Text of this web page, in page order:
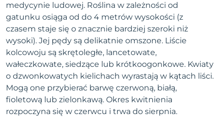
medycynie ludowej. Roślina w zależności od
gatunku osiąga od do 4 metrów wysokości (z
czasem staje się o znacznie bardziej szeroki niż
wysoki). Jej pędy są delikatnie omszone. Liście
kolcowoju są skrętoległe, lancetowate,
wałeczkowate, siedzące lub krótkoogonkowe. Kwiaty
o dzwonkowatych kielichach wyrastają w kątach liści.
Mogą one przybierać barwę czerwoną, białą,
fioletową lub zielonkawą. Okres kwitnienia
rozpoczyna się w czerwcu i trwa do sierpnia.